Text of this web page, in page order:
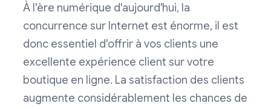
À l'ère numérique d'aujourd'hui, la
concurrence sur Internet est énorme, il est
donc essentiel d'offrir à vos clients une
excellente expérience client sur votre
boutique en ligne. La satisfaction des clients
augmente considérablement les chances de